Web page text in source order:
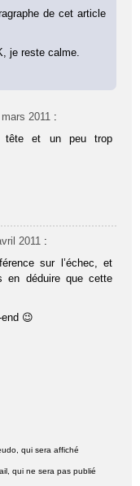
de cet article
je reste calme.
mars 2011 :
et un peu trop
2011 :
sur l’échec, et
en déduire que cette
😉
qui sera affiché
qui ne sera pas publié